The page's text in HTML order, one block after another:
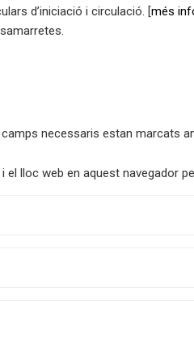
d’iniciació i circulació. [més
camps necessaris estan marcats
lloc web en aquest navegador